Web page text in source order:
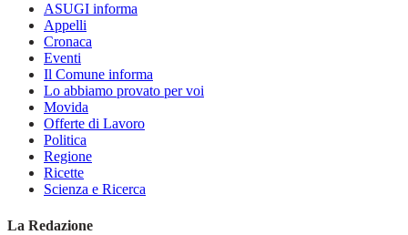
ASUGI informa
Appelli
Cronaca
Eventi
Il Comune informa
Lo abbiamo provato per voi
Movida
Offerte di Lavoro
Politica
Regione
Ricette
Scienza e Ricerca
La Redazione